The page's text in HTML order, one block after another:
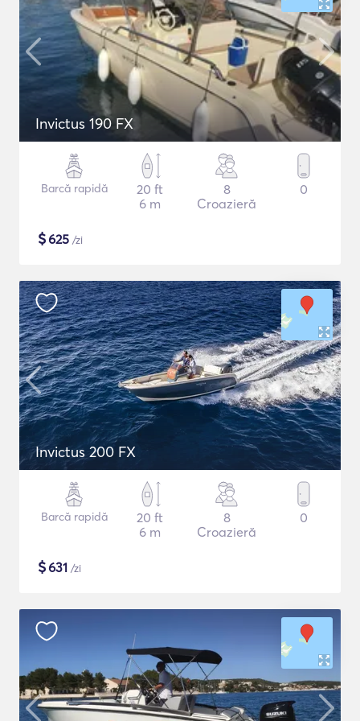
Invictus 190 FX
Barcă rapidă
20 ft
6 m
8
Croazieră
0
$625 /zi
Invictus 200 FX
Barcă rapidă
20 ft
6 m
8
Croazieră
0
$631 /zi